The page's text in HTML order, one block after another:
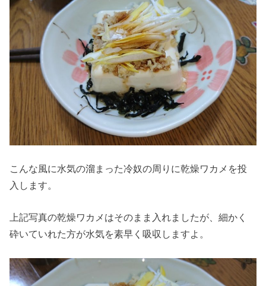
こんな風に水気の溜まった冷奴の周りに乾燥ワカメを投
入します。
上記写真の乾燥ワカメはそのまま入れましたが、細かく
砕いていれた方が水気を素早く吸収しますよ。